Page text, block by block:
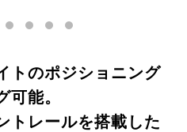
トのポジショニング
可能。
トレールを搭載した